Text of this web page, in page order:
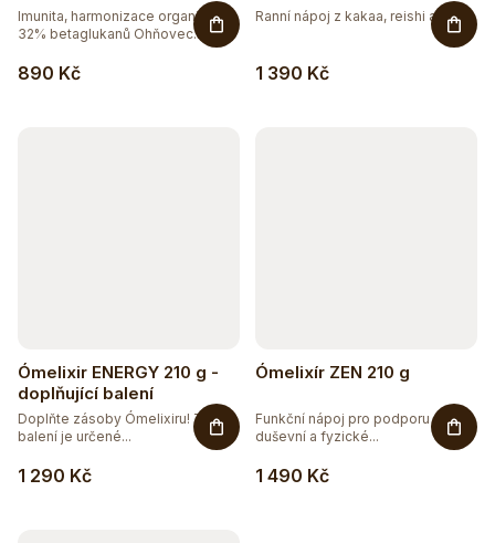
890 Kč
Imunita, harmonizace organismu-
32% betaglukanů Ohňovec...
1 390 Kč
Ranní nápoj z kakaa, reishi a...
Ómelixir ENERGY 210 g -
doplňující balení
1 290 Kč
Doplňte zásoby Ómelixiru! Toto
balení je určené...
Ómelixír ZEN 210 g
1 490 Kč
Funkční nápoj pro podporu
duševní a fyzické...